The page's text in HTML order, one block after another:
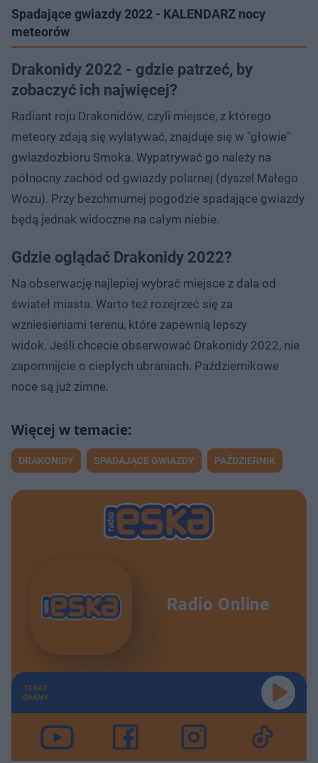
Spadające gwiazdy 2022 - KALENDARZ nocy
meteorów
Drakonidy 2022 - gdzie patrzeć, by
zobaczyć ich najwięcej?
Radiant roju Drakonidów, czyli miejsce, z którego
meteory zdają się wylatywać, znajduje się w "głowie"
gwiazdozbioru Smoka. Wypatrywać go należy na
północny zachód od gwiazdy polarnej (dyszel Małego
Wozu). Przy bezchmurnej pogodzie spadające gwiazdy
będą jednak widoczne na całym niebie.
Gdzie oglądać Drakonidy 2022?
Na obserwację najlepiej wybrać miejsce z dala od
świateł miasta. Warto też rozejrzeć się za
wzniesieniami terenu, które zapewnią lepszy
widok. Jeśli chcecie obserwować Drakonidy 2022, nie
zapomnijcie o ciepłych ubraniach. Październikowe
noce są już zimne.
DRAKONIDY SPADAJĄCE GWIAZDY PAŹDZIERNIK
Radio Online
TERAZ
GRAMY